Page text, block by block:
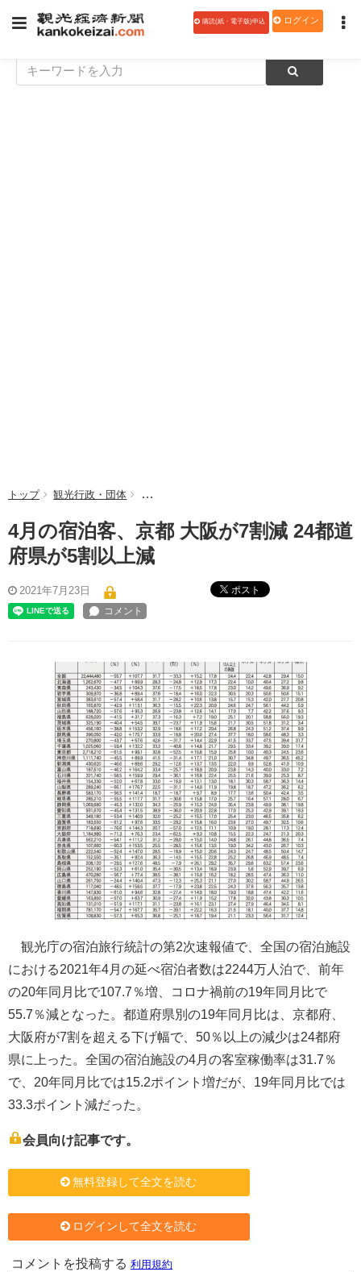
購読(紙・電子版)申込 ログイン
トップ 観光行政・団体 4月の宿泊客、京都 大阪が7割減 24都道府県
4月の宿泊客、京都 大阪が7割減 24都道
府県が5割以上減
2021年7月23日 ポスト
観光庁の宿泊旅行統計の第2次速報値で、全国の宿泊施設
における2021年4月の延べ宿泊者数は2244万人泊で、前年
の20年同月比で107.7％増、コロナ禍前の19年同月比で
55.7％減となった。都道府県別の19年同月比は、京都府、
大阪府が7割を超える下げ幅で、50％以上の減少は24都府
県に上った。全国の宿泊施設の4月の客室稼働率は31.7％
で、20年同月比では15.2ポイント増だが、19年同月比では
33.3ポイント減だった。
会員向け記事です。
無料登録して全文を読む
ログインして全文を読む